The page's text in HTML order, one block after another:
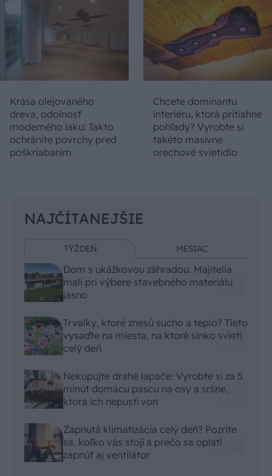
Krása olejovaného
dreva, odolnosť
moderného laku: Takto
ochránite povrchy pred
poškriabaním
Chcete dominantu
interiéru, ktorá pritiahne
pohľady? Vyrobte si
takéto masívne
orechové svietidlo
NAJČÍTANEJŠIE
TÝŽDEŇ MESIAC
Dom s ukážkovou záhradou: Majitelia
mali pri výbere stavebného materiálu
jasno
Trvalky, ktoré znesú sucho a teplo? Tieto
vysaďte na miesta, na ktoré slnko svieti
celý deň
Nekupujte drahé lapače: Vyrobte si za 5
minút domácu pascu na osy a sršne,
ktorá ich nepustí von
Zapnutá klimatizácia celý deň? Pozrite
sa, koľko vás stojí a prečo sa oplatí
zapnúť aj ventilátor